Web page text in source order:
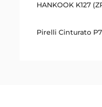
HANKOOK K127
Pirelli Cinturato P7